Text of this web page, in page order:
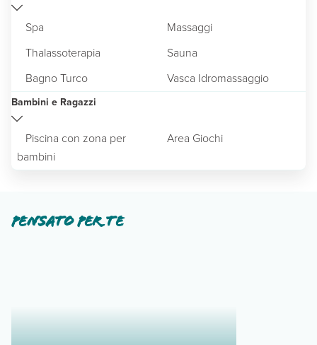
Spa
Massaggi
Thalassoterapia
Sauna
Bagno Turco
Vasca Idromassaggio
Bambini e Ragazzi
Piscina con zona per
bambini
Area Giochi
Pensato per te